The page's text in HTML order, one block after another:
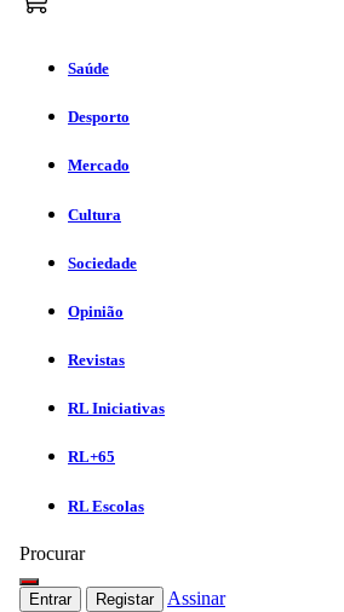
Saúde
Desporto
Mercado
Cultura
Sociedade
Opinião
Revistas
RL Iniciativas
RL+65
RL Escolas
Procurar
Entrar Registar Assinar